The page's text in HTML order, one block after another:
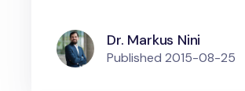
Dr. Markus Nini
Published 2015-08-25